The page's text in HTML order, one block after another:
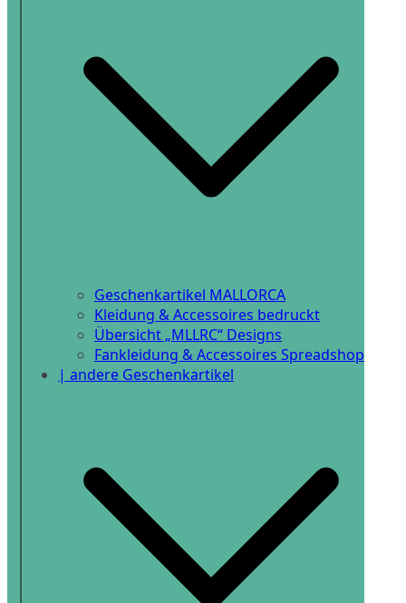
Geschenkartikel MALLORCA
Kleidung & Accessoires bedruckt
Übersicht „MLLRC“ Designs
Fankleidung & Accessoires Spreadshop
| andere Geschenkartikel